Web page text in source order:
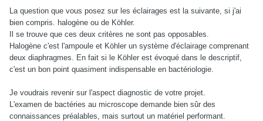
La question que vous posez sur les éclairages est la suivante, si j'ai
bien compris. halogène ou de Köhler.
Il se trouve que ces deux critères ne sont pas opposables.
Halogène c'est l'ampoule et Köhler un système d'éclairage comprenant
deux diaphragmes. En fait si le Köhler est évoqué dans le descriptif,
c'est un bon point quasiment indispensable en bactériologie.
Je voudrais revenir sur l'aspect diagnostic de votre projet.
L'examen de bactéries au microscope demande bien sûr des
connaissances préalables, mais surtout un matériel performant.